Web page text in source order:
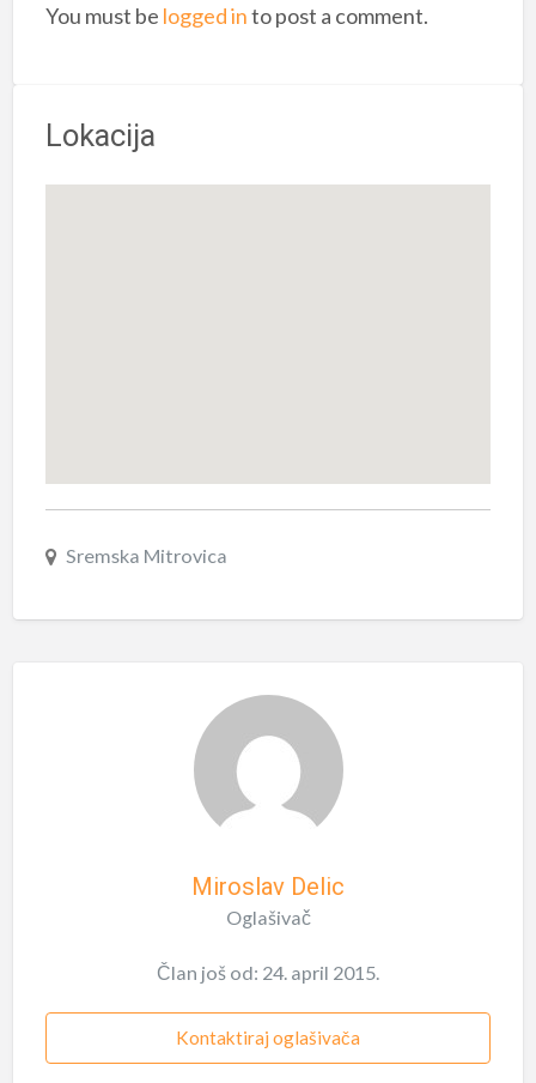
You must be logged into post a comment.
Lokacija
Sremska Mitrovica
Miroslav Delic
Oglašivač
Član još od: 24. april 2015.
Kontaktiraj oglašivača